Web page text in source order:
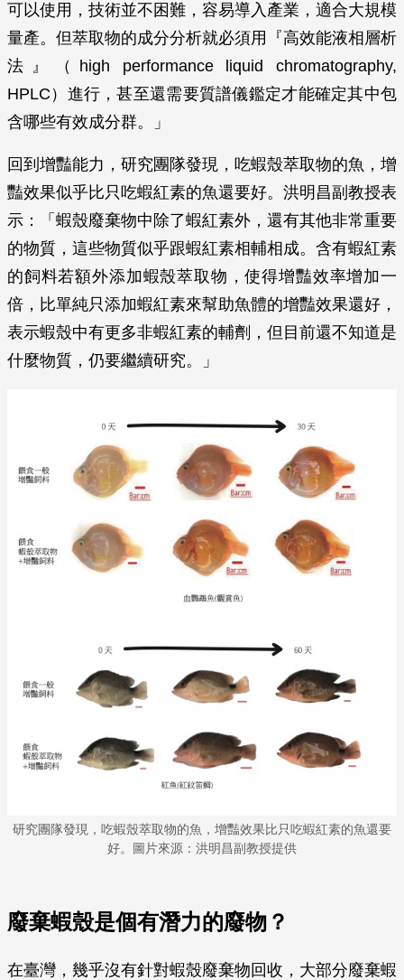
可以使用，技術並不困難，容易導入產業，適合大規模
量產。但萃取物的成分分析就必須用『高效能液相層析
法』（high performance liquid chromatography,
HPLC）進行，甚至還需要質譜儀鑑定才能確定其中包
含哪些有效成分群。」
回到增豔能力，研究團隊發現，吃蝦殼萃取物的魚，增
豔效果似乎比只吃蝦紅素的魚還要好。洪明昌副教授表
示：「蝦殼廢棄物中除了蝦紅素外，還有其他非常重要
的物質，這些物質似乎跟蝦紅素相輔相成。含有蝦紅素
的飼料若額外添加蝦殼萃取物，使得增豔效率增加一
倍，比單純只添加蝦紅素來幫助魚體的增豔效果還好，
表示蝦殼中有更多非蝦紅素的輔劑，但目前還不知道是
什麼物質，仍要繼續研究。」
研究團隊發現，吃蝦殼萃取物的魚，增豔效果比只吃蝦紅素的魚還要
好。圖片來源：洪明昌副教授提供
廢棄蝦殼是個有潛力的廢物？
在臺灣，幾乎沒有針對蝦殼廢棄物回收，大部分廢棄蝦